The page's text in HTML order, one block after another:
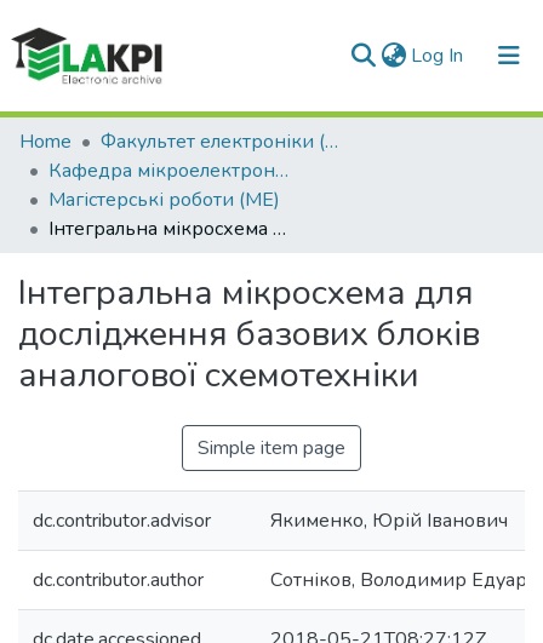
Log In (current)
Communities & Collections
All of DSpace
Statistics
Home
Факультет електроніки (ФЕЛ)
Кафедра мікроелектроніки (МЕ)
Магістерські роботи (МЕ)
Інтегральна мікросхема для дослідження базових блоків аналогової схемотехніки
Інтегральна мікросхема для
дослідження базових блоків
аналогової схемотехніки
Simple item page
dc.contributor.advisor Якименко, Юрій Іванович
dc.contributor.author Сотніков, Володимир